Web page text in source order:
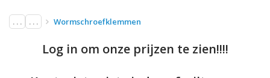
. . . . . . Wormschroefklemmen
Log in om onze prijzen te zien!!!!